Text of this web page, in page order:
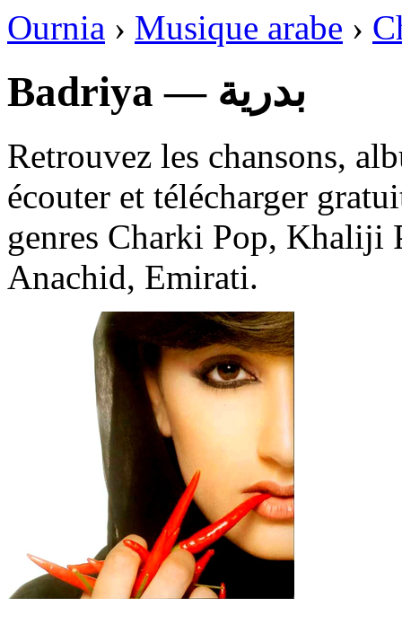
Ournia › Musique arabe ›
Badriya — بدرية
Retrouvez les chansons,
écouter et télécharger
genres Charki Pop, Khaliji
Anachid, Emirati.